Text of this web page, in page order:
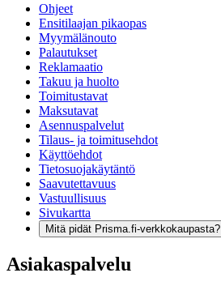
Ohjeet
Ensitilaajan pikaopas
Myymälänouto
Palautukset
Reklamaatio
Takuu ja huolto
Toimitustavat
Maksutavat
Asennuspalvelut
Tilaus- ja toimitusehdot
Käyttöehdot
Tietosuojakäytäntö
Saavutettavuus
Vastuullisuus
Sivukartta
Mitä pidät Prisma.fi-verkkokaupasta?
Asiakaspalvelu